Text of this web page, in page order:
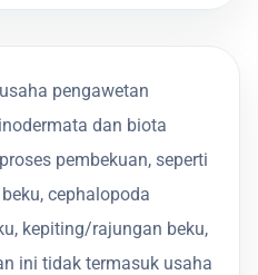
pengawetan
dan biota
pembekuan, seperti
cephalopoda
kepiting/rajungan beku,
ini tidak termasuk usaha